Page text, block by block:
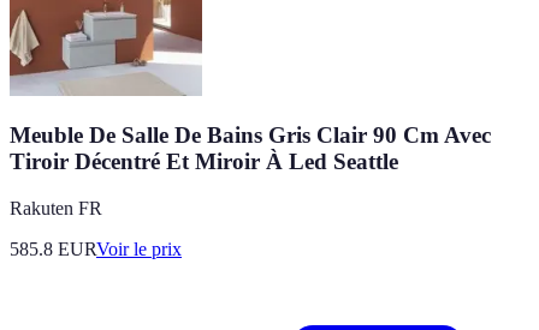
Meuble De Salle De Bains Gris Clair 90 Cm Avec
Tiroir Décentré Et Miroir À Led Seattle
Rakuten FR
585.8 EURVoir le prix